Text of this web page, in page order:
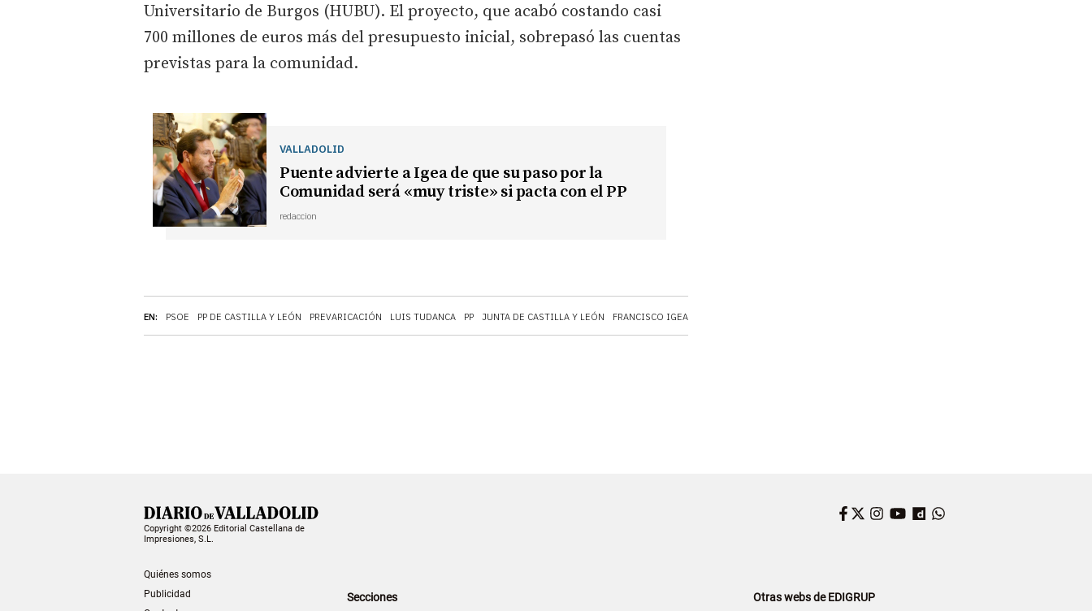
EN: PSOE PP DE CASTILLA Y LEÓN PREVARICACIÓN LUIS TUDANCA PP JUNTA DE CASTILLA Y LEÓN FRANCISCO IGEA
Universitario de Burgos (HUBU). El proyecto, que acabó costando casi
700 millones de euros más del presupuesto inicial, sobrepasó las cuentas
previstas para la comunidad.
VALLADOLID
Puente advierte a Igea de que su paso por la
Comunidad será «muy triste» si pacta con el PP
redaccion
Copyright ©2026 Editorial Castellana de
Impresiones, S.L.
Quiénes somos
Publicidad
Facebook
Twitter
Instagram
YouTube
Dailymotion
Secciones Otras webs de EDIGRUP